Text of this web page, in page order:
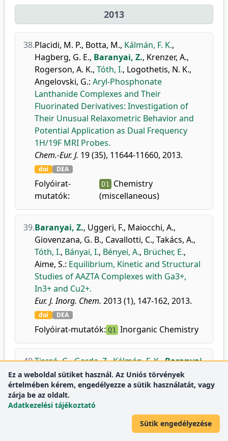
2013
38.Placidi, M. P., Botta, M., Kálmán, F. K.,
Hagberg, G. E., Baranyai, Z., Krenzer, A.,
Rogerson, A. K., Tóth, I., Logothetis, N. K.,
Angelovski, G.: Aryl-Phosphonate
Lanthanide Complexes and Their
Fluorinated Derivatives: Investigation of
Their Unusual Relaxometric Behavior and
Potential Application as Dual Frequency
1H/19F MRI Probes.
Chem.-Eur. J. 19 (35), 11644-11660, 2013.
doi DEA
Folyóirat-
mutatók:
D1
Chemistry
(miscellaneous)
39.Baranyai, Z., Uggeri, F., Maiocchi, A.,
Giovenzana, G. B., Cavallotti, C., Takács, A.,
Tóth, I., Bányai, I., Bényei, A., Brücher, E.,
Aime, S.: Equilibrium, Kinetic and Structural
Studies of AAZTA Complexes with Ga3+,
In3+ and Cu2+.
Eur. J. Inorg. Chem. 2013 (1), 147-162, 2013.
doi DEA
Folyóirat-mutatók: Q1 Inorganic Chemistry
40.Tircsó, G.,Garda, Z.,Kálmán, F. K.,Baranyai,
Z.,Pócsi, I.,Balla, G., Tóth, I.:Lanthanide(III)
complexes of some natural siderophores: a
thermodynamic, kinetic and relaxometric
study.
127, 53-61, 2013.
Ez a weboldal sütiket használ. Az Uniós törvények
értelmében kérem, engedélyezze a sütik használatát, vagy
zárja be az oldalt.
Adatkezelési tájékoztató
Sütik engedélyezése